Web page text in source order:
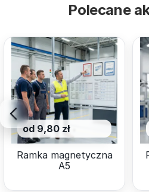
Polecane
od 9,80 zł
Ramka magnetyczna
A5